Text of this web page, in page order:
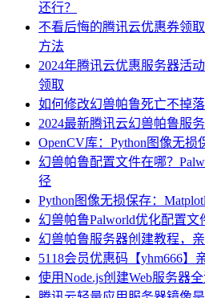
还行？
不看后悔的腾讯云优惠券领
方法
2024年腾讯云优惠服务器活
领取
如何修改幻兽帕鲁死亡不掉
2024最新腾讯云幻兽帕鲁服
OpenCV库：Python图像无损
幻兽帕鲁配置文件在哪？
径
Python图像无损保存：
幻兽帕鲁Palworld优化配置文
幻兽帕鲁服务器创建教程，
5118会员优惠码【yhm666】
使用Node.js创建Web服务器